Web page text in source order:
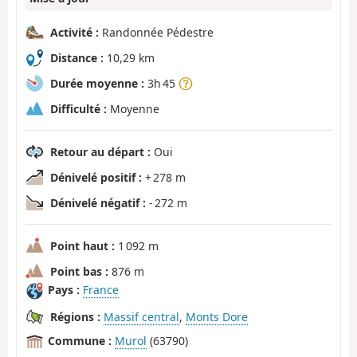
Activité : Randonnée Pédestre
Distance : 10,29 km
Durée moyenne : 3h 45
Difficulté : Moyenne
Retour au départ : Oui
Dénivelé positif : + 278 m
Dénivelé négatif : - 272 m
Point haut : 1 092 m
Point bas : 876 m
Pays : France
Régions : Massif central, Monts Dore
Commune : Murol (63790)